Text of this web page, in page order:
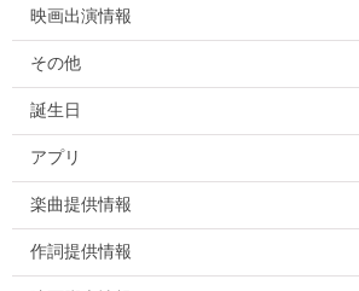
映画出演情報
その他
誕生日
アプリ
楽曲提供情報
作詞提供情報